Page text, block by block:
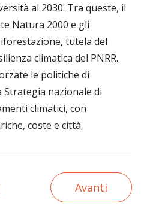
al 2030. Tra queste, il
Natura 2000 e gli
tutela del
climatica del PNRR.
le politiche di
Strategia nazionale di
climatici, con
coste e città.
Avanti